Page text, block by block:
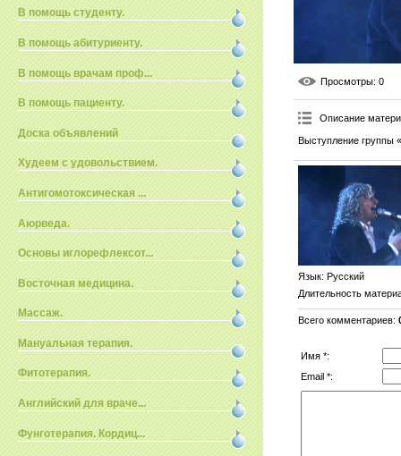
В помощь студенту.
В помощь абитуриенту.
В помощь врачам проф...
В помощь пациенту.
Доска объявлений
Худеем с удовольствием.
Антигомотоксическая ...
Аюрведа.
Основы иглорефлексот...
Восточная медицина.
Массаж.
Мануальная терапия.
Фитотерапия.
Английский для враче...
Фунготерапия. Кордиц...
Просмотры: 0
Описание
Выступление группы
Язык: Русский
Длительность
Всего комментариев:
Имя *:
Email *: